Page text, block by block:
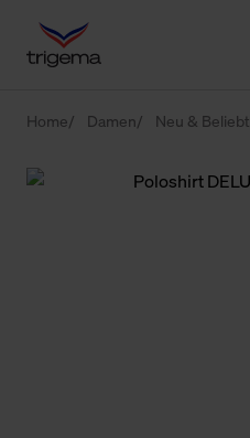
Home Damen Neu & Beliebt